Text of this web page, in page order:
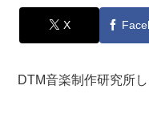
X
DTM音楽制作研究所